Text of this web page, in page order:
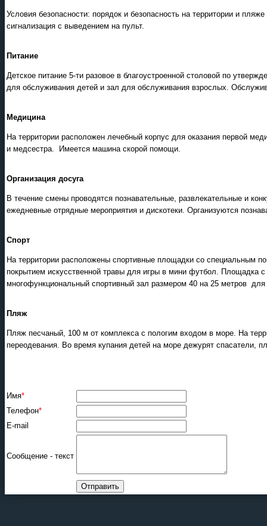
Условия безопасности: порядок и безопасность на территории и
сигнализация с выведением на пульт.
Питание
Детское питание 5-ти разовое в благоустроенной столовой по
для обслуживания детей и зал для обслуживания взрослых.
Медицина
На территории расположен лечебный корпус для оказания первой
и медсестра. Имеется машина скорой помощи.
Организация досуга
В течение смены проводятся познавательные, развлекательные и
ежедневные отрядные мероприятия и дискотеки. Организуются
Спорт
На территории расположены спортивные площадки со специальным
покрытием искусственной травы для игры в мини футбол. Площадка
многофункциональный спортивный зал размером 40 на 25 метров для
Пляж
Пляж песчаный, 100 м от комплекса с пологим входом в море. На
переодевания. Во время купания детей на море дежурят спасатели,
Имя*
Телефон*
E-mail
Сообщение - текст